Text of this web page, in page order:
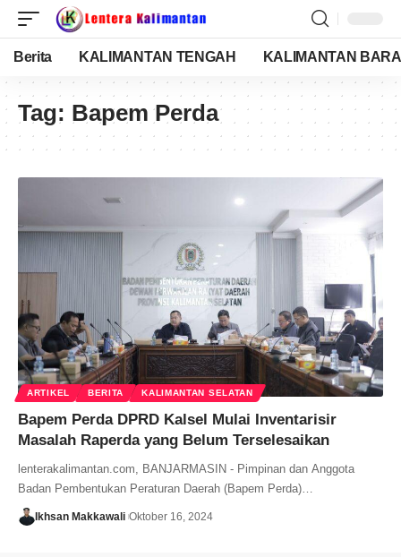
Berita KALIMANTAN TENGAH KALIMANTAN
Tag: Bapem Perda
ARTIKEL BERITA KALIMANTAN SELATAN
Bapem Perda DPRD Kalsel Mulai Inventarisir
Masalah Raperda yang Belum Terselesaikan
lenterakalimantan.com, BANJARMASIN - Pimpinan dan Anggota
Badan Pembentukan Peraturan Daerah (Bapem Perda)…
Ikhsan Makkawali Oktober 16, 2024